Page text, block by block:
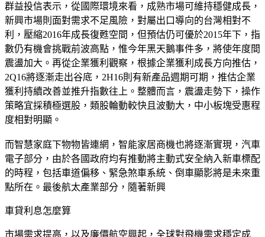
群益投信表示，從國際環境來看，成熟市場可維持穩健成長，
新興市場則面對需求不足風險，對屬出口導向的台灣相對不
利，壓縮2016年成長復甦空間，但預估仍可優於2015年下，指
數仍有機會挑戰前波高點，惟今年黑天鵝事件多，將使年度間
震盪加大。再從企業獲利觀察，根據企業獲利成長方向推估，
2Q16將逐漸走出谷底，2H16則有新產品週期可期，推估企業
獲利持續改善並推升指數往上。整體而言，震盪走勢下，操作
策略宜採積極選股，類股輪動較快且波動大，中小板塊受惠程
度相對明顯。
而智慧家庭下物物皆連網，智能家居商機也將逐漸實現，汽車
電子部分，由於各國政府均有推動將主動式安全納入新車標配
的時程，包括車道偏移、緊急煞車系統、倒車顯影將是未來重
點所在。最後航太產業部分，隨著新興
車貸利息怎麼算
市場需求提高，以及廉價航空興起，全球對飛機需求穩定成